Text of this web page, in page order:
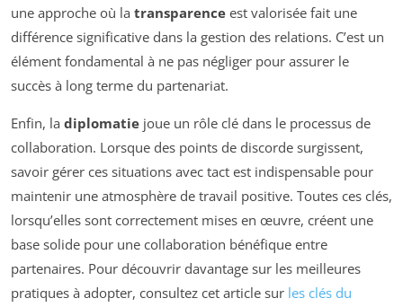
une approche où la transparence est valorisée fait une
différence significative dans la gestion des relations. C’est un
élément fondamental à ne pas négliger pour assurer le
succès à long terme du partenariat.
Enfin, la diplomatie joue un rôle clé dans le processus de
collaboration. Lorsque des points de discorde surgissent,
savoir gérer ces situations avec tact est indispensable pour
maintenir une atmosphère de travail positive. Toutes ces clés,
lorsqu’elles sont correctement mises en œuvre, créent une
base solide pour une collaboration bénéfique entre
partenaires. Pour découvrir davantage sur les meilleures
pratiques à adopter, consultez cet article sur les clés du